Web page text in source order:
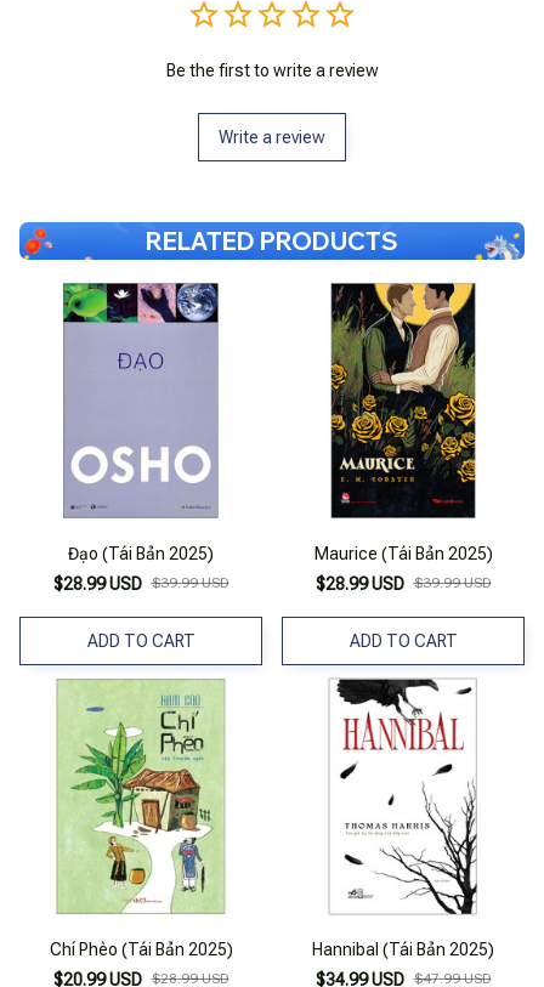
Be the first to write a review
Write a review
RELATED PRODUCTS
Đạo (Tái Bản 2025)
$28.99 USD $39.99 USD
ADD TO CART
Maurice (Tái Bản 2025)
$28.99 USD $39.99 USD
ADD TO CART
Chí Phèo (Tái Bản 2025)
$20.99 USD $28.99 USD
Hannibal (Tái Bản 2025)
$34.99 USD $47.99 USD